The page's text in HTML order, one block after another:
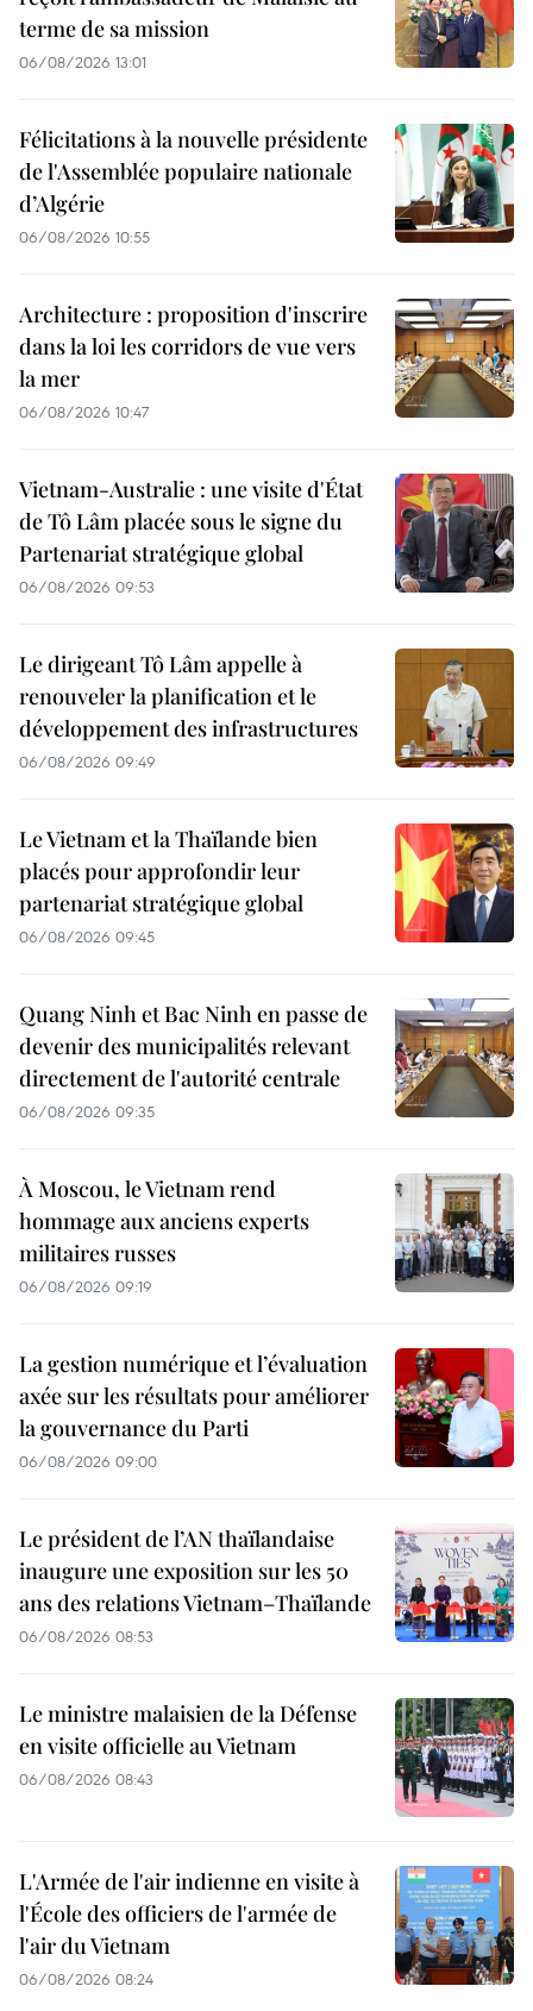
terme de sa mission
06/08/2026 13:01
Félicitations à la nouvelle présidente
de l'Assemblée populaire nationale
d’Algérie
06/08/2026 10:55
Architecture : proposition d'inscrire
dans la loi les corridors de vue vers
la mer
06/08/2026 10:47
Vietnam-Australie : une visite d'État
de Tô Lâm placée sous le signe du
Partenariat stratégique global
06/08/2026 09:53
Le dirigeant Tô Lâm appelle à
renouveler la planification et le
développement des infrastructures
06/08/2026 09:49
Le Vietnam et la Thaïlande bien
placés pour approfondir leur
partenariat stratégique global
06/08/2026 09:45
Quang Ninh et Bac Ninh en passe de
devenir des municipalités relevant
directement de l'autorité centrale
06/08/2026 09:35
À Moscou, le Vietnam rend
hommage aux anciens experts
militaires russes
06/08/2026 09:19
La gestion numérique et l’évaluation
axée sur les résultats pour améliorer
la gouvernance du Parti
06/08/2026 09:00
Le président de l’AN thaïlandaise
inaugure une exposition sur les 50
ans des relations Vietnam–Thaïlande
06/08/2026 08:53
Le ministre malaisien de la Défense
en visite officielle au Vietnam
06/08/2026 08:43
L'Armée de l'air indienne en visite à
l'École des officiers de l'armée de
l'air du Vietnam
06/08/2026 08:24